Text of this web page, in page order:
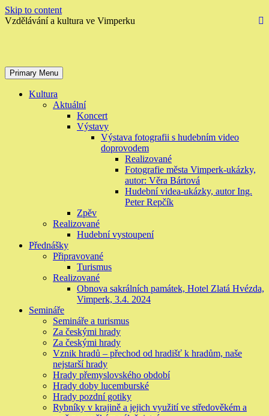
Skip to content
Vzdělávání a kultura ve Vimperku
Primary Menu
Kultura
Aktuální
Koncert
Výstavy
Výstava fotografii s hudebním video
doprovodem
Realizované
Fotografie města Vimperk-ukázky,
autor: Věra Bártová
Hudební videa-ukázky, autor Ing.
Peter Repčík
Zpěv
Realizované
Hudební vystoupení
Přednášky
Připravované
Turismus
Realizované
Obnova sakrálních památek, Hotel Zlatá Hvézda,
Vimperk, 3.4. 2024
Semináře
Semináře a turismus
Za českými hrady
Za českými hrady
Vznik hradů – přechod od hradišť k hradům, naše
nejstarší hrady
Hrady přemyslovského období
Hrady doby lucemburské
Hrady pozdní gotiky
Rybníky v krajině a jejich využití ve středověkém a